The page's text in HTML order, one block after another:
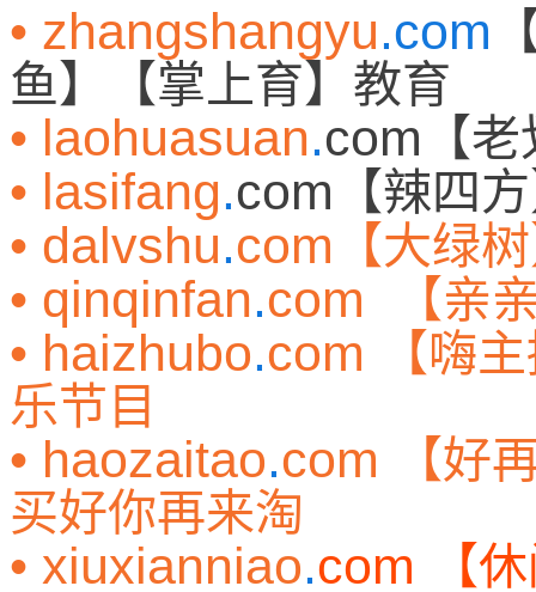
• zhangshangyu.com
鱼】【掌上育】教育
• laohuasuan.com 【
• lasifang.com 【辣四
• dalvshu.com 【大绿
• qinqinfan.com 【亲
• haizhubo.com
【嗨
乐节目
• haozaitao.com
【好
买好你再来淘
• xiuxianniao.com
【